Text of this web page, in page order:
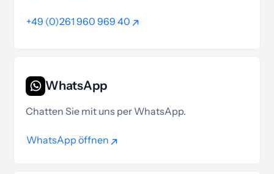
+49 (0)261 960 969 40
WhatsApp
Chatten Sie mit uns per WhatsApp.
WhatsApp öffnen